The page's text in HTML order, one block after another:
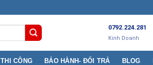
0792.224.281
Kinh Doanh
THI CÔNG BẢO HÀNH- ĐỔI TRẢ BLOG